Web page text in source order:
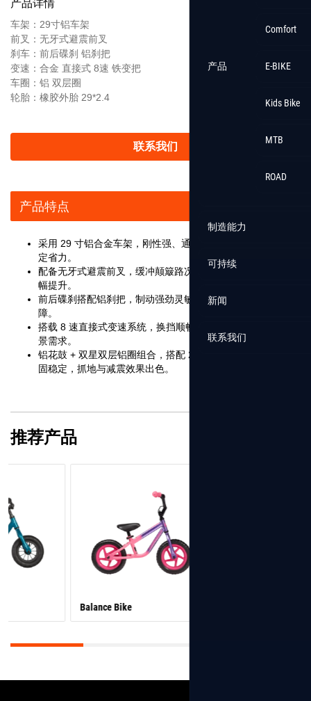
产品
Comfort
E-BIKE
Kids Bike
MTB
ROAD
制造能力
可持续
新闻
联系我们
产品详情
车架：29寸铝车架
前叉：无牙式避震前叉
刹车：前后碟刹 铝刹把
变速：合金 直接式 8速 铁变把
车圈：铝 双层圈
轮胎：橡胶外胎 29*2.4
联系我们
产品特点
采用 29 寸铝合金车架，刚性强、通过性优异，长途骑行更稳
定省力。
配备无牙式避震前叉，缓冲颠簸路况，骑行舒适性与操控性大
幅提升。
前后碟刹搭配铝刹把，制动强劲灵敏，复杂路况安全更有保
障。
搭载 8 速直接式变速系统，换挡顺畅，轻松适配多种骑行场
景需求。
铝花鼓 + 双星双层铝圈组合，搭配 29*2.4 加宽轮胎，轮组坚
固稳定，抓地与减震效果出色。
推荐产品
Balance Bike